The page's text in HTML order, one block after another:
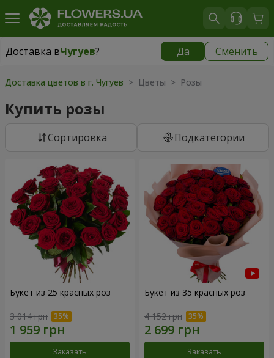
Доставка вЧугуев? Да Сменить
Доставка вЧугуев|
Доставка цветов в г. Чугуев > Цветы > Розы
Купить розы
Cортировка Подкатегории
Букет из 25 красных роз
3 014 грн
Заказать
Букет из 35 красных роз
4 152 грн
Заказать